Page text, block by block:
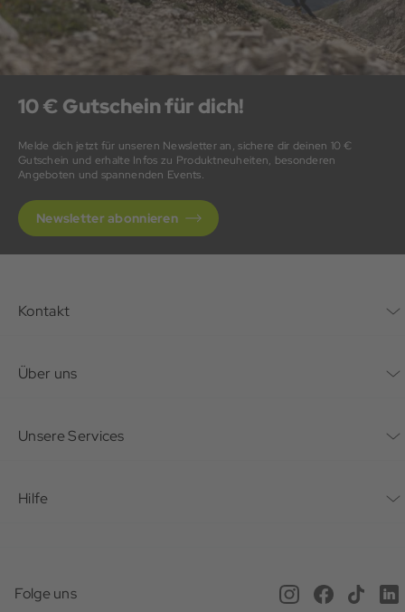
10 € Gutschein für dich!
Melde dich jetzt für unseren Newsletter an, sichere dir deinen 10 €
Gutschein und erhalte Infos zu Produktneuheiten, besonderen
Angeboten und spannenden Events.
Newsletter abonnieren
Kontakt
Über uns
Karriere
Magazin
Unsere Services
Hilfe
Anfahrt & Öffnungszeiten
Folge uns